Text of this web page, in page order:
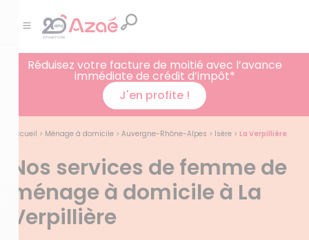
Réduisez votre facture de moitié avec l’avance
immédiate de crédit d’impôt*
J'en profite !
Accueil > Ménage à domicile > Auvergne-Rhône-Alpes > Isère > La Verpillière
Nos services de femme de
ménage à domicile à La
Verpillière